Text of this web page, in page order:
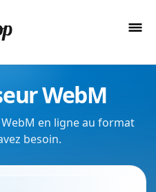
WebM
en ligne au format
besoin.